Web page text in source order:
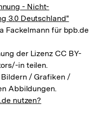
- Nicht-
3.0 Deutschland"
Fackelmann für bpb.de
der Lizenz CC BY-
in teilen.
/ Grafiken /
Abbildungen.
nutzen?